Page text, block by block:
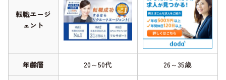
転職エージ
ェント
年齢層 20～50代 26～35歳